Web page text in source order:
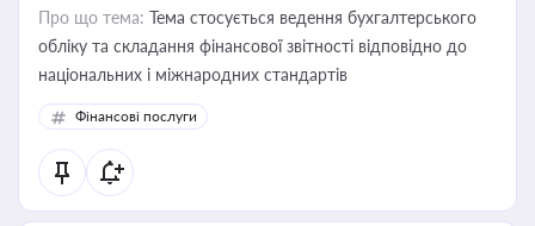
Про що тема: Тема стосується ведення бухгалтерського
обліку та складання фінансової звітності відповідно до
національних і міжнародних стандартів
Фінансові послуги